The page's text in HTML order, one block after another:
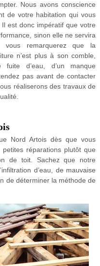
Nous avons conscience
de votre habitation qui vous
est donc impératif que votre
sinon elle ne servira
remarquerez que la
n’est plus à son comble,
fuite d’eau, d’un manque
pas avant de contacter
réaliserons des travaux de
Nord Artois dès que vous
réparations plutôt que
de toit. Sachez que notre
d’eau, de mauvaise
de déterminer la méthode de